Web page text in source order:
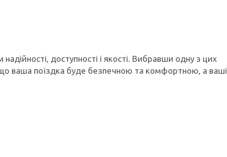
доступності і якості. Вибравши одну з цих
ваша поїздка буде безпечною та комфортною, а ваші